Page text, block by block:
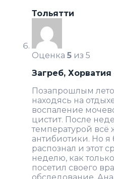
Тольятти
Оценка 5 из 5
Загреб, Хорватия
Позапрошлым
находясь на
воспаление
цистит. После
температурой
антибиотики. Но я
распознал и этот
неделю, как
посетил своего